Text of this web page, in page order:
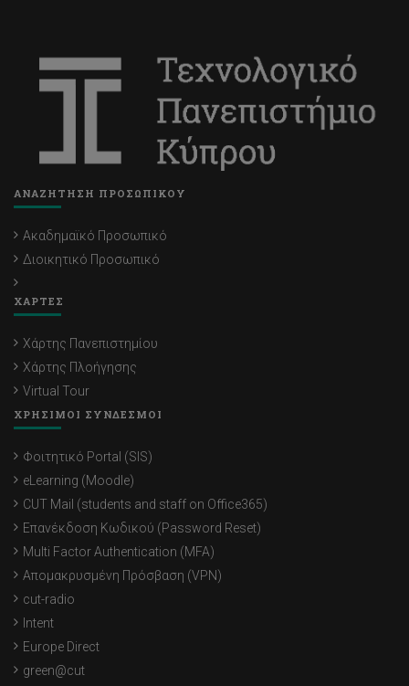
ΑΝΑΖΗΤΗΣΗ ΠΡΟΣΩΠΙΚΟΥ
Ακαδημαϊκό Προσωπικό
Διοικητικό Προσωπικό
ΧΑΡΤΕΣ
Χάρτης Πανεπιστημίου
Χάρτης Πλοήγησης
Virtual Tour
ΧΡΗΣΙΜΟΙ ΣΥΝΔΕΣΜΟΙ
Φοιτητικό Portal (SIS)
eLearning (Moodle)
CUT Mail (students and staff on Office365)
Επανέκδοση Κωδικού (Password Reset)
Multi Factor Authentication (MFA)
Απομακρυσμένη Πρόσβαση (VPN)
cut-radio
Intent
Europe Direct
green@cut